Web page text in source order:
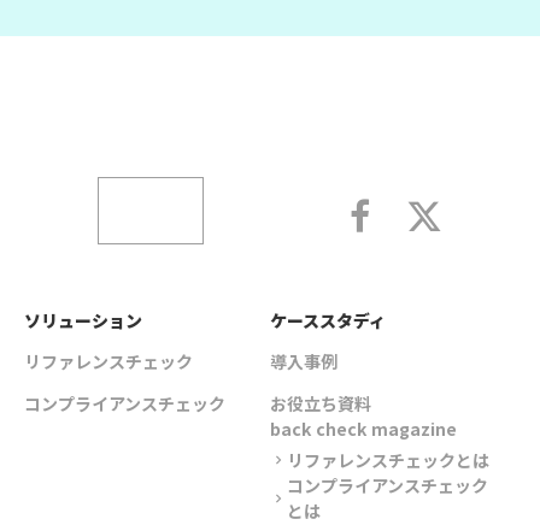
ソリューション
リファレンスチェック
コンプライアンスチェック
ケーススタディ
導入事例
お役立ち資料
back check magazine
chevron_right リファレンスチェックとは
chevron_right
コンプライアンスチェック
とは